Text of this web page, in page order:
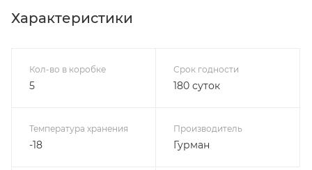
Характеристики
Кол-во в коробке
5
Срок годности
180 суток
Температура хранения
-18
Производитель
Гурман